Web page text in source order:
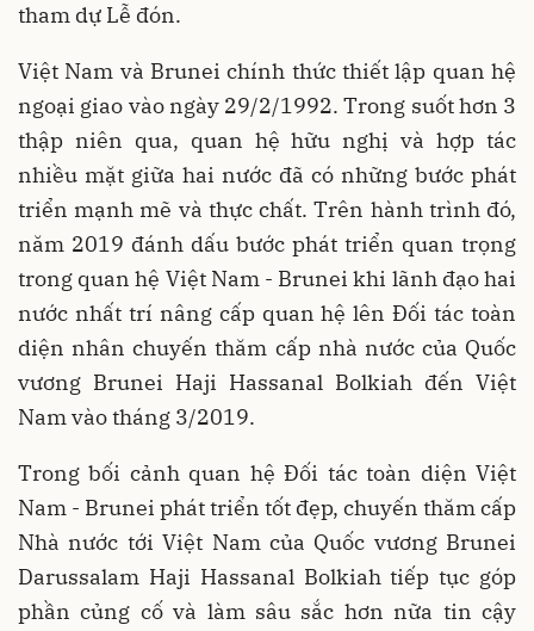
tham dự Lễ đón.
Việt Nam và Brunei chính thức thiết lập quan hệ
ngoại giao vào ngày 29/2/1992. Trong suốt hơn 3
thập niên qua, quan hệ hữu nghị và hợp tác
nhiều mặt giữa hai nước đã có những bước phát
triển mạnh mẽ và thực chất. Trên hành trình đó,
năm 2019 đánh dấu bước phát triển quan trọng
trong quan hệ Việt Nam - Brunei khi lãnh đạo hai
nước nhất trí nâng cấp quan hệ lên Đối tác toàn
diện nhân chuyến thăm cấp nhà nước của Quốc
vương Brunei Haji Hassanal Bolkiah đến Việt
Nam vào tháng 3/2019.
Trong bối cảnh quan hệ Đối tác toàn diện Việt
Nam - Brunei phát triển tốt đẹp, chuyến thăm cấp
Nhà nước tới Việt Nam của Quốc vương Brunei
Darussalam Haji Hassanal Bolkiah tiếp tục góp
phần củng cố và làm sâu sắc hơn nữa tin cậy